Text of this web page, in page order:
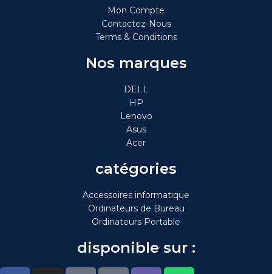
Mon Compte
Contactez-Nous
Terms & Conditions
Nos marques
DELL
HP
Lenovo
Asus
Acer
catégories
Accessoires informatique
Ordinateurs de Bureau
Ordinateurs Portable
disponible sur :